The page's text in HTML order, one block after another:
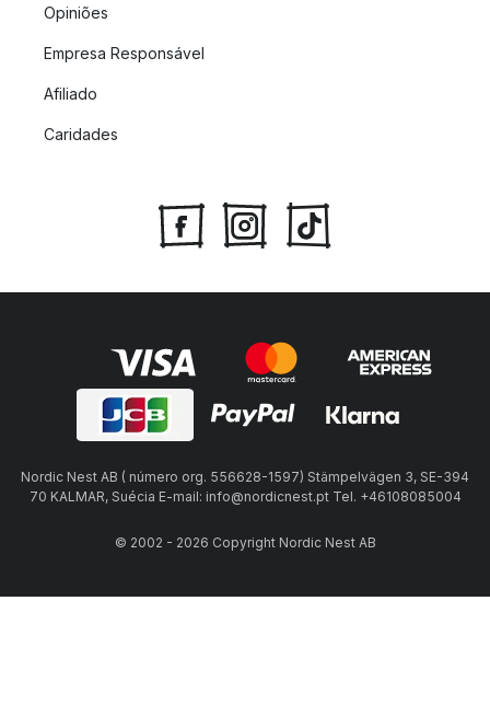
Opiniões
Empresa Responsável
Afiliado
Caridades
Nordic Nest AB ( número org. 556628-1597) Stämpelvägen 3, SE-394
70 KALMAR, Suécia E-mail: info@nordicnest.pt Tel. +46108085004
© 2002 - 2026 Copyright Nordic Nest AB